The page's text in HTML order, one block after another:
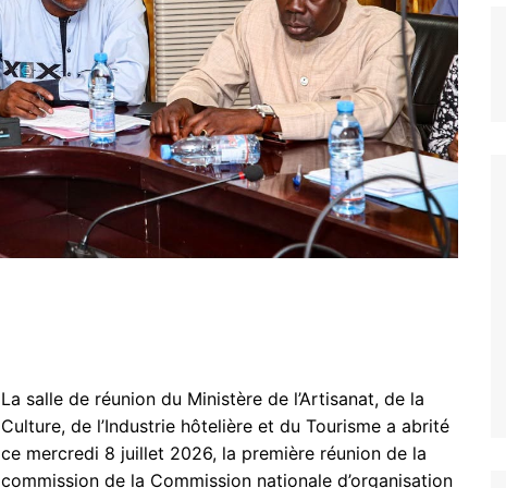
La salle de réunion du Ministère de l’Artisanat, de la
Culture, de l’Industrie hôtelière et du Tourisme a abrité
ce mercredi 8 juillet 2026, la première réunion de la
commission de la Commission nationale d’organisation